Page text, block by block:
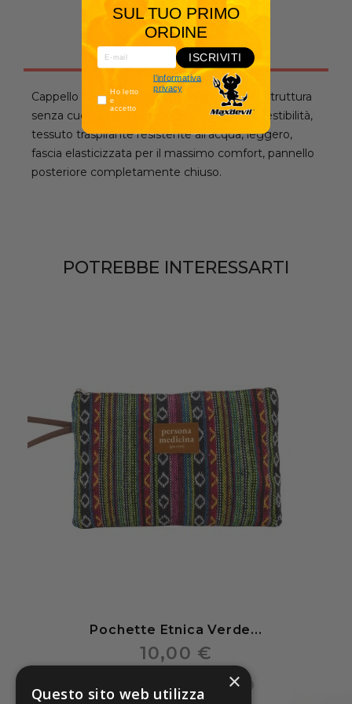
Descrizione
Cappello con pannello frontale strutturato, struttura
senza cuciture, flessibile per una perfetta vestibilità,
tessuto traspirante resistente all'acqua, leggero,
fascia elasticizzata per il massimo comfort, pannello
posteriore completamente chiuso.
POTREBBE INTERESSARTI
Pochette Etnica Verde...
10,00 €
SUL TUO PRIMO
ORDINE
ISCRIVITI
Ho letto
e
accetto
l'informativa
privacy
×
Questo sito web utilizza